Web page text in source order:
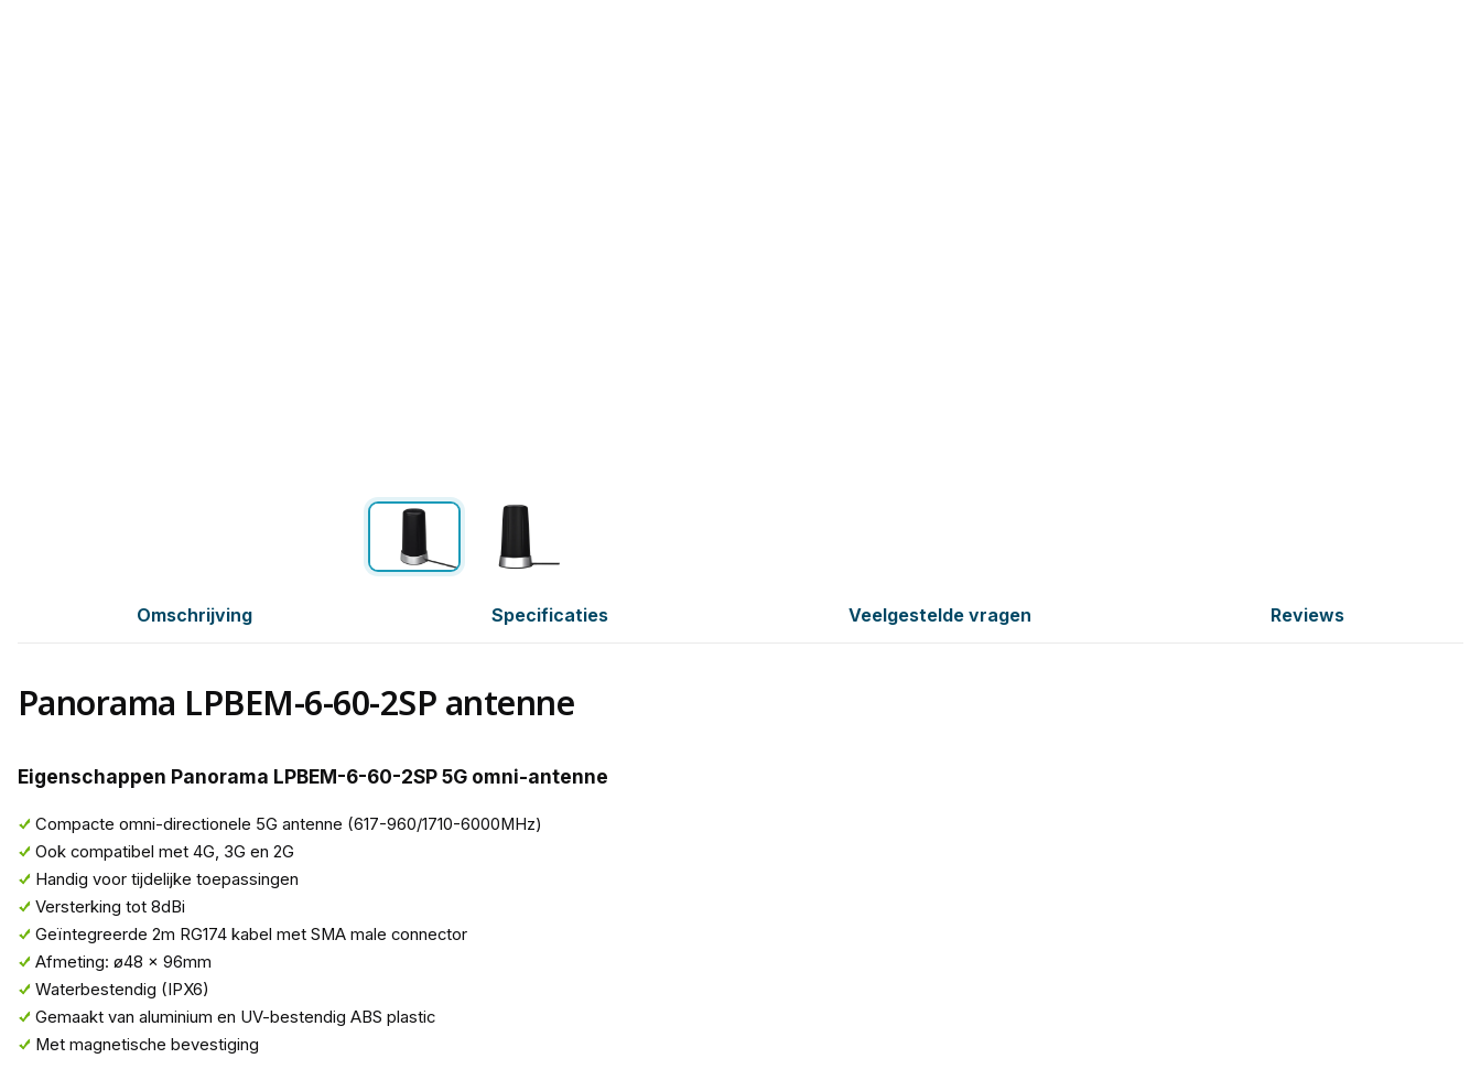
Omschrijving Specificaties Veelgestelde vragen Reviews
Panorama LPBEM-6-60-2SP antenne
Eigenschappen Panorama LPBEM-6-60-2SP 5G omni-antenne
Compacte omni-directionele 5G antenne (617-960/1710-6000MHz)
Ook compatibel met 4G, 3G en 2G
Handig voor tijdelijke toepassingen
Versterking tot 8dBi
Geïntegreerde 2m RG174 kabel met SMA male connector
Afmeting: ø48 x 96mm
Waterbestendig (IPX6)
Gemaakt van aluminium en UV-bestendig ABS plastic
Met magnetische bevestiging